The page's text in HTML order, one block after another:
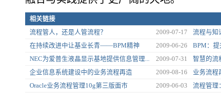
相关链接
流程管人，还是人管流程？
2009-07-17
流程与知
在持续改进中让基业长青——BPM精神
2009-06-26
BPM：
NEC为爱普生液晶显示基地提供信息管理...
2009-07-31
智慧的
企业信息系统建设中的业务流程再造
2009-08-16
业务流程
Oracle业务流程管理10g第三版面市
2009-06-03 流程管理